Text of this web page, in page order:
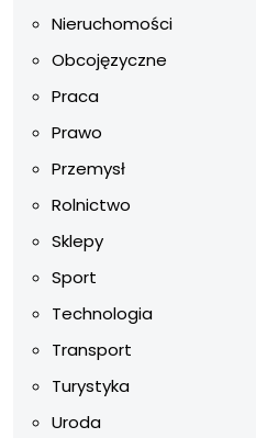
Nieruchomości
Obcojęzyczne
Praca
Prawo
Przemysł
Rolnictwo
Sklepy
Sport
Technologia
Transport
Turystyka
Uroda